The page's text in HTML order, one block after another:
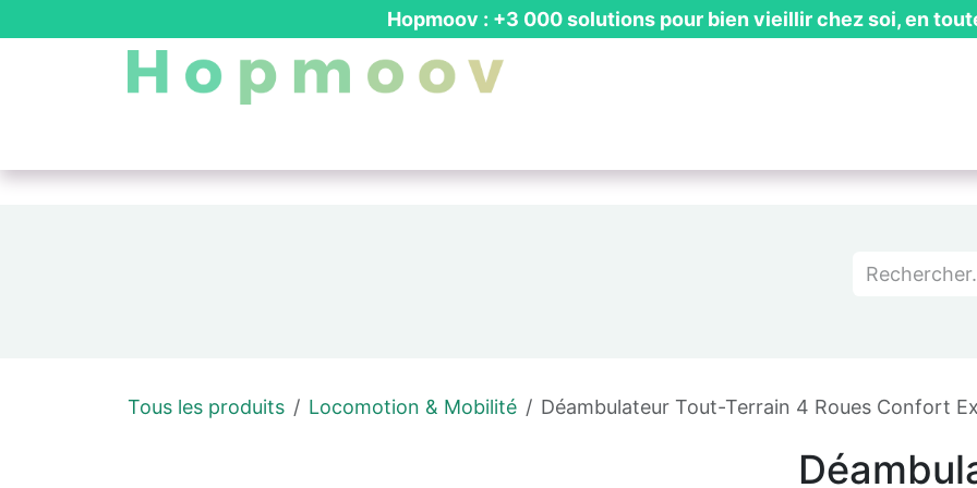
Hopmoov : +3 000 solutions pour bien vieillir chez soi, en
Tous les produits Locomotion & Mobilité Déambulateur Tout-Terrain 4 Roues Confort